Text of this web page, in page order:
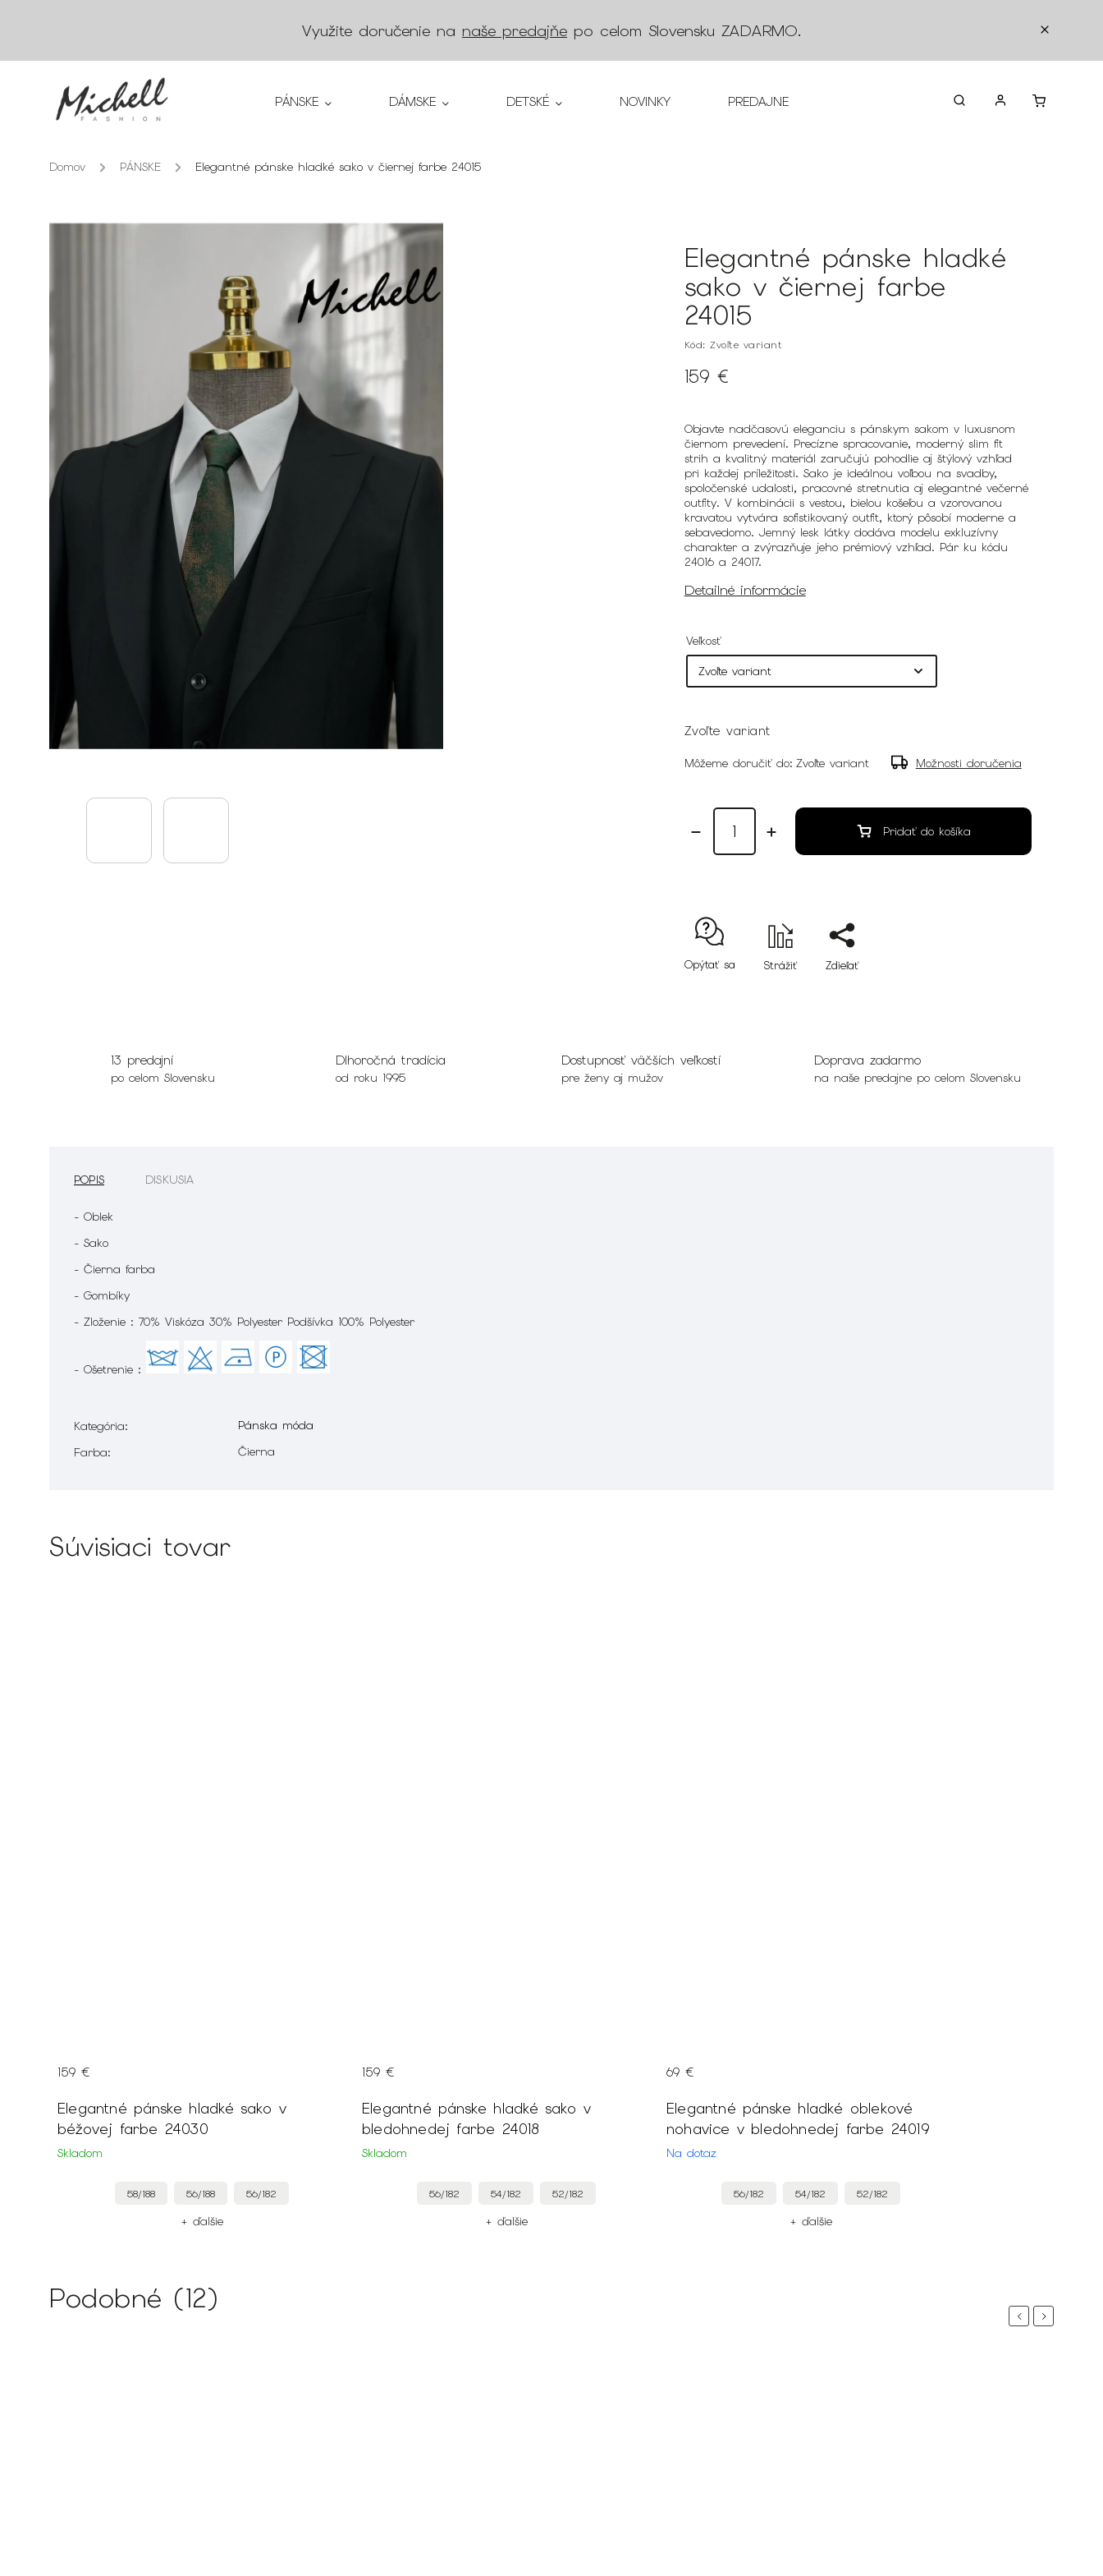
Využite doručenie na naše predajňe po celom Slovensku ZADARMO.
PÁNSKE DÁMSKE DETSKÉ NOVINKY PREDAJNE KONTAKTY
Domov / PÁNSKE / Elegantné pánske hladké sako v čiernej farbe 24015
Elegantné pánske hladké
sako v čiernej farbe
24015
Kód: Zvoľte variant
159 €
Objavte nadčasovú eleganciu s pánskym sakom v luxusnom
čiernom prevedení. Precízne spracovanie, moderný slim fit
strih a kvalitný materiál zaručujú pohodlie aj štýlový vzhľad
pri každej príležitosti. Sako je ideálnou voľbou na svadby,
spoločenské udalosti, pracovné stretnutia aj elegantné večerné
outfity. V kombinácii s vestou, bielou košeľou a vzorovanou
kravatou vytvára sofistikovaný outfit, ktorý pôsobí moderne a
sebavedomo. Jemný lesk látky dodáva modelu exkluzívny
charakter a zvýrazňuje jeho prémiový vzhľad. Pár ku kódu
24016 a 24017.
Detailné informácie
Veľkosť
Zvoľte variant
Môžeme doručiť do: Zvoľte variant Možnosti doručenia
Pridať do košíka
Opýtať sa Strážiť Zdieľať
13 predajní
po celom Slovensku
Dlhoročná tradícia
od roku 1995
Dostupnosť väčších veľkostí
pre ženy aj mužov
Doprava zadarmo
na naše predajne po celom Slovensku
POPIS DISKUSIA
- Oblek
- Sako
- Čierna farba
- Gombíky
- Zloženie : 70% Viskóza 30% Polyester Podšívka 100% Polyester
- Ošetrenie :
Kategória:
Pánska móda
Farba: Čierna
Súvisiaci tovar
Elegantné pánske hladké sako v
béžovej farbe 24030
Skladom
159 €
58/188 56/188 56/182
+ ďalšie
Elegantné pánske hladké sako v
bledohnedej farbe 24018
Skladom
159 €
56/182 54/182 52/182
+ ďalšie
Elegantné pánske hladké oblekové
nohavice v bledohnedej farbe 24019
Na dotaz
69 €
56/182 54/182 52/182
+ ďalšie
Podobné (12)
PreviousNext